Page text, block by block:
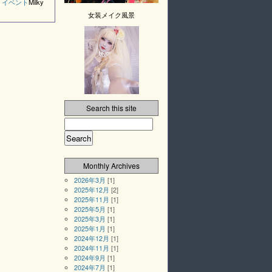
女装メイク風景
Search this site
Monthly Archives
2026年3月 [1]
2025年12月 [2]
2025年11月 [1]
2025年5月 [1]
2025年3月 [1]
2025年1月 [1]
2024年12月 [1]
2024年11月 [1]
2024年9月 [1]
2024年7月 [1]